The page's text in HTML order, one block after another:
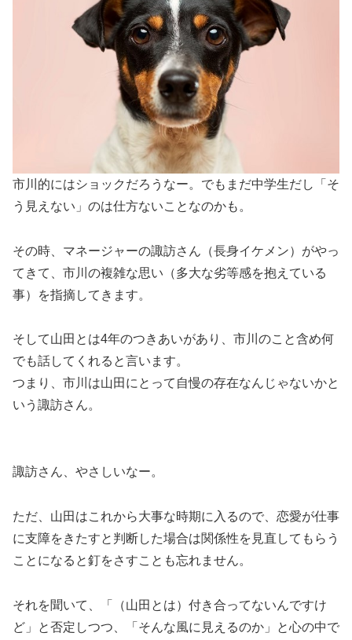
市川的にはショックだろうなー。でもまだ中学生だし「そ
う見えない」のは仕方ないことなのかも。
その時、マネージャーの諏訪さん（長身イケメン）がやっ
てきて、市川の複雑な思い（多大な劣等感を抱えている
事）を指摘してきます。
そして山田とは4年のつきあいがあり、市川のこと含め何
でも話してくれると言います。
つまり、 市川は山田にとって自慢の存在なんじゃないかと
いう諏訪さん。
諏訪さん、やさしいなー。
ただ、山田はこれから大事な時期に入るので、恋愛が仕事
に支障をきたすと判断した場合は関係性を見直してもらう
ことになると釘をさすことも忘れません。
それを聞いて、
「（山田とは）付き合ってないんですけ
ど」と否定しつつ、「そんな風に見えるのか」と心の中で